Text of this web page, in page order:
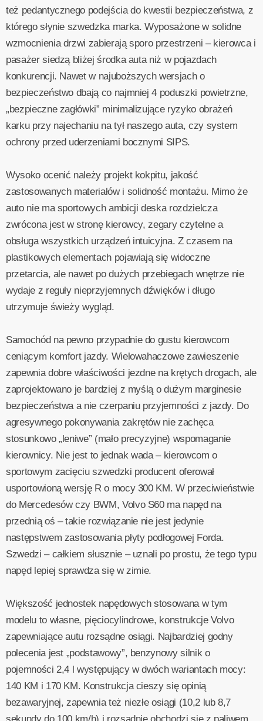
też pedantycznego podejścia do kwestii bezpieczeństwa, z
którego słynie szwedzka marka. Wyposażone w solidne
wzmocnienia drzwi zabierają sporo przestrzeni – kierowca i
pasażer siedzą bliżej środka auta niż w pojazdach
konkurencji. Nawet w najuboższych wersjach o
bezpieczeństwo dbają co najmniej 4 poduszki powietrzne,
„bezpieczne zagłówki” minimalizujące ryzyko obrażeń
karku przy najechaniu na tył naszego auta, czy system
ochrony przed uderzeniami bocznymi SIPS.
Wysoko ocenić należy projekt kokpitu, jakość
zastosowanych materiałów i solidność montażu. Mimo że
auto nie ma sportowych ambicji deska rozdzielcza
zwrócona jest w stronę kierowcy, zegary czytelne a
obsługa wszystkich urządzeń intuicyjna. Z czasem na
plastikowych elementach pojawiają się widoczne
przetarcia, ale nawet po dużych przebiegach wnętrze nie
wydaje z reguły nieprzyjemnych dźwięków i długo
utrzymuje świeży wygląd.
Samochód na pewno przypadnie do gustu kierowcom
ceniącym komfort jazdy. Wielowahaczowe zawieszenie
zapewnia dobre właściwości jezdne na krętych drogach, ale
zaprojektowano je bardziej z myślą o dużym marginesie
bezpieczeństwa a nie czerpaniu przyjemności z jazdy. Do
agresywnego pokonywania zakrętów nie zachęca
stosunkowo „leniwe” (mało precyzyjne) wspomaganie
kierownicy. Nie jest to jednak wada – kierowcom o
sportowym zacięciu szwedzki producent oferował
usportowioną wersję R o mocy 300 KM. W przeciwieństwie
do Mercedesów czy BWM, Volvo S60 ma napęd na
przednią oś – takie rozwiązanie nie jest jedynie
następstwem zastosowania płyty podłogowej Forda.
Szwedzi – całkiem słusznie – uznali po prostu, że tego typu
napęd lepiej sprawdza się w zimie.
Większość jednostek napędowych stosowana w tym
modelu to własne, pięciocylindrowe, konstrukcje Volvo
zapewniające autu rozsądne osiągi. Najbardziej godny
polecenia jest „podstawowy”, benzynowy silnik o
pojemności 2,4 l występujący w dwóch wariantach mocy:
140 KM i 170 KM. Konstrukcja cieszy się opinią
bezawaryjnej, zapewnia też niezłe osiągi (10,2 lub 8,7